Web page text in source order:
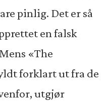
pinlig. Det er så
en falsk
«The
forklart ut fra de
utgjør